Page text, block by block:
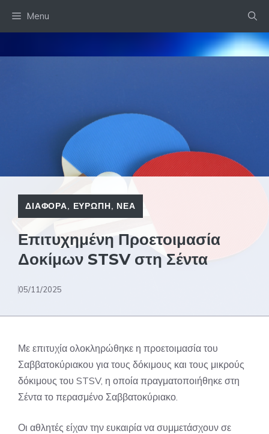
Menu
ΔΙΑΦΟΡΑ, ΕΥΡΩΠΗ, ΝΕΑ
Επιτυχημένη Προετοιμασία
Δοκίμων STSV στη Σέντα
05/11/2025
Με επιτυχία ολοκληρώθηκε η προετοιμασία του
Σαββατοκύριακου για τους δόκιμους και τους μικρούς
δόκιμους του STSV, η οποία πραγματοποιήθηκε στη
Σέντα το περασμένο Σαββατοκύριακο.
Οι αθλητές είχαν την ευκαιρία να συμμετάσχουν σε